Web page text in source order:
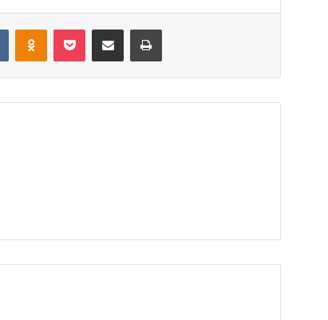
VKontakteOdnoklassniki
Pocket Partager par email Imprimer